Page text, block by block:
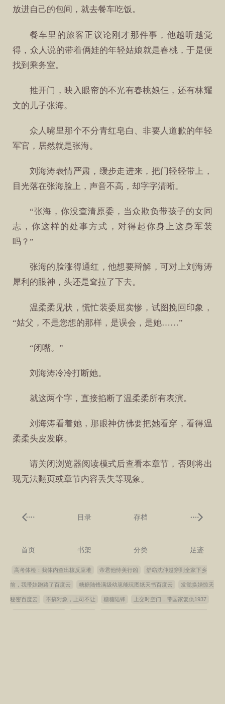
放进自己的包间，就去餐车吃饭。
餐车里的旅客正议论刚才那件事，他越听越觉
得，众人说的带着俩娃的年轻姑娘就是春桃，于是便
找到乘务室。
推开门，映入眼帘的不光有春桃娘仨，还有林耀
文的儿子张海。
众人嘴里那个不分青红皂白、非要人道歉的年轻
军官，居然就是张海。
刘海涛表情严肃，缓步走进来，把门轻轻带上，
目光落在张海脸上，声音不高，却字字清晰。
“张海，你没查清原委，当众欺负带孩子的女同
志，你这样的处事方式，对得起你身上这身军装
吗？”
张海的脸涨得通红，他想要辩解，可对上刘海涛
犀利的眼神，头还是耷拉了下去。
温柔柔见状，慌忙装委屈卖惨，试图挽回印象，
“姑父，不是您想的那样，是误会，是她……”
“闭嘴。”
刘海涛冷冷打断她。
就这两个字，直接掐断了温柔柔所有表演。
刘海涛看着她，那眼神仿佛要把她看穿，看得温
柔柔头皮发麻。
请关闭浏览器阅读模式后查看本章节，否则将出
现无法翻页或章节内容丢失等现象。
目录 存档
首页 书架 分类 足迹
高考体检：我体内查出核反应堆 帝君他恃美行凶 舒窈沈仲越穿到全家下乡
前，我带娃跑路了百度云 糖糖陆锋满级幼崽能玩图纸天书百度云 发觉换婚惊天
秘密百度云 不搞对象，上司不让 糖糖陆锋 上交时空门，带国家复仇1937